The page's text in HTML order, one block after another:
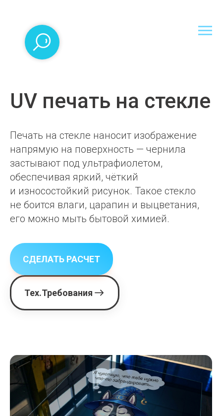
UV печать на стекле
Печать на стекле наносит изображение
напрямую на поверхность — чернила
застывают под ультрафиолетом,
обеспечивая яркий, чёткий
и износостойкий рисунок. Такое стекло
не боится влаги, царапин и выцветания,
его можно мыть бытовой химией.
СДЕЛАТЬ РАСЧЕТ
Тех.Требования